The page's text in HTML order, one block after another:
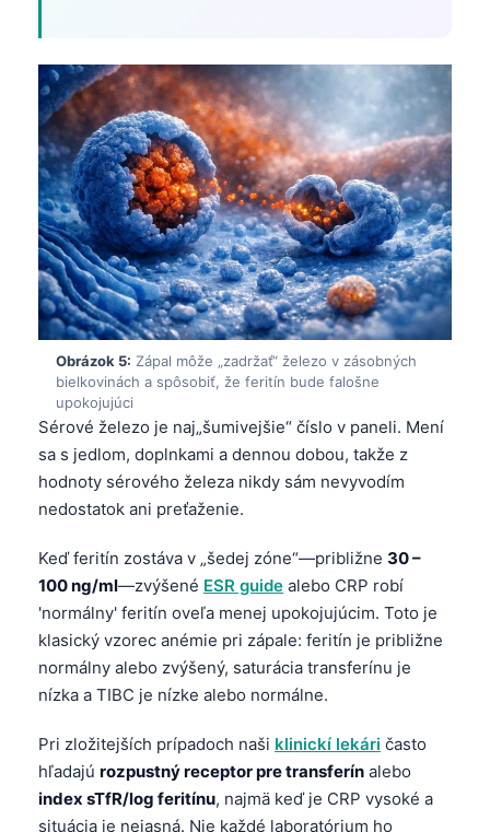
Obrázok 5: Zápal môže „zadržať“ železo v zásobných
bielkovinách a spôsobiť, že feritín bude falošne
upokojujúci
Sérové železo je naj„šumivejšie“ číslo v paneli. Mení
sa s jedlom, doplnkami a dennou dobou, takže z
hodnoty sérového železa nikdy sám nevyvodím
nedostatok ani preťaženie.
Keď feritín zostáva v „šedej zóne“—približne 30 –
100 ng/ml—zvýšené ESR guide alebo CRP robí
'normálny' feritín oveľa menej upokojujúcim. Toto je
klasický vzorec anémie pri zápale: feritín je približne
normálny alebo zvýšený, saturácia transferínu je
nízka a TIBC je nízke alebo normálne.
Pri zložitejších prípadoch naši klinickí lekári často
hľadajú rozpustný receptor pre transferín alebo
index sTfR/log feritínu, najmä keď je CRP vysoké a
situácia je nejasná. Nie každé laboratórium ho
Català
Қазақ тілі
Suomi
Hrvatski
كوردی‎
پښتو
سنڌي
සිංහල
Galego
Latviešu valoda
Македонски јазик
Euskara
Gàidhlig
Occitan
العربية المغربية
Afrikaans
Монгол
ພາສາລາວ
Basa Jawa
Cebuano